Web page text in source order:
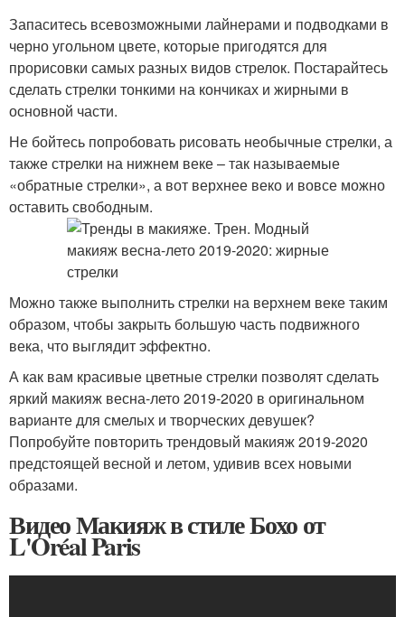
Запаситесь всевозможными лайнерами и подводками в
черно угольном цвете, которые пригодятся для
прорисовки самых разных видов стрелок. Постарайтесь
сделать стрелки тонкими на кончиках и жирными в
основной части.
Не бойтесь попробовать рисовать необычные стрелки, а
также стрелки на нижнем веке – так называемые
«обратные стрелки», а вот верхнее веко и вовсе можно
оставить свободным.
Можно также выполнить стрелки на верхнем веке таким
образом, чтобы закрыть большую часть подвижного
века, что выглядит эффектно.
А как вам красивые цветные стрелки позволят сделать
яркий макияж весна-лето 2019-2020 в оригинальном
варианте для смелых и творческих девушек?
Попробуйте повторить трендовый макияж 2019-2020
предстоящей весной и летом, удивив всех новыми
образами.
Видео Макияж в стиле Бохо от
L'Oréal Paris